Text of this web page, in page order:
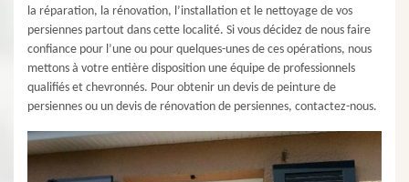
la réparation, la rénovation, l’installation et le nettoyage de vos
persiennes partout dans cette localité. Si vous décidez de nous faire
confiance pour l’une ou pour quelques-unes de ces opérations, nous
mettons à votre entière disposition une équipe de professionnels
qualifiés et chevronnés. Pour obtenir un devis de peinture de
persiennes ou un devis de rénovation de persiennes, contactez-nous.